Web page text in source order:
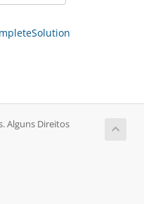
Alguns Direitos